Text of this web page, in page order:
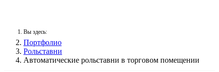
Вы здесь:
Портфолио
Рольставни
Автоматические рольставни в торговом помещении